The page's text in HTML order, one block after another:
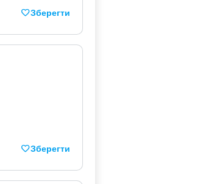
Зберегти
Зберегти